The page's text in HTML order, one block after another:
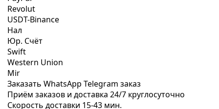
Revolut
USDT-Binance
Нал
Юр. Счёт
Swift
Western Union
Mir
Заказать WhatsApp Telegram заказ
Приём заказов и доставка 24/7 круглосуточно
Скорость доставки 15-43 мин.